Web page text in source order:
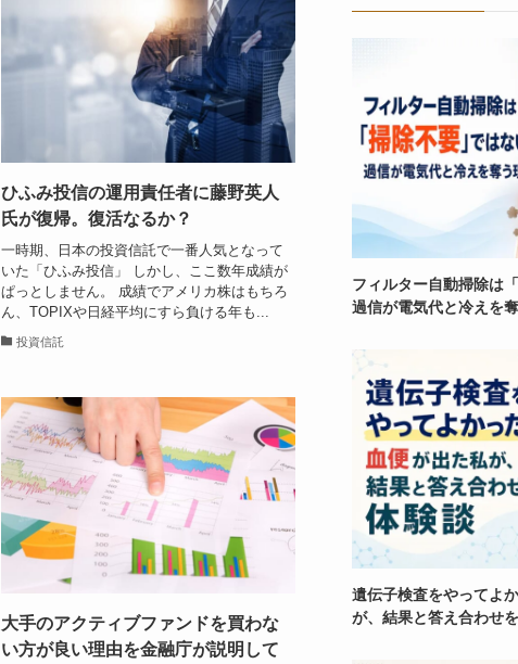
ひふみ投信の運用責任者に藤野英人
氏が復帰。復活なるか？
一時期、日本の投資信託で一番人気となって
いた「ひふみ投信」 しかし、ここ数年成績が
ぱっとしません。 成績でアメリカ株はもちろ
ん、TOPIXや日経平均にすら負ける年も...
投資信託
大手のアクティブファンドを買わな
い方が良い理由を金融庁が説明して
フィルター自動掃除は
過信が電気代と冷えを
遺伝子検査をやってよ
が、結果と答え合わせ